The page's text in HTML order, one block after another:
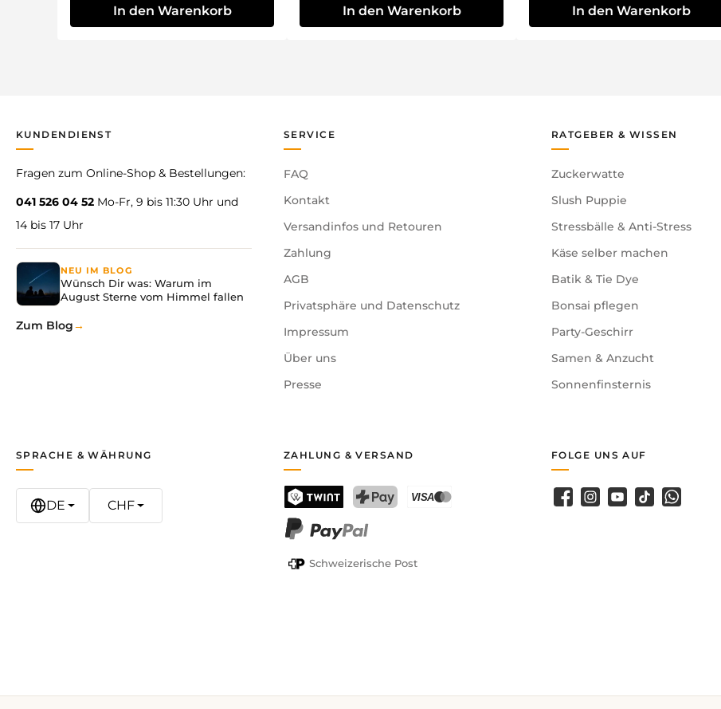
In den Warenkorb In den Warenkorb In den Warenkorb
KUNDENDIENST
Fragen zum Online-Shop & Bestellungen:
041 526 04 52 Mo-Fr, 9 bis 11:30 Uhr und
14 bis 17 Uhr
NEU IM BLOG
Wünsch Dir was: Warum im
August Sterne vom Himmel fallen
Zum Blog
SERVICE
FAQ
Kontakt
Versandinfos und Retouren
Zahlung
AGB
Privatsphäre und Datenschutz
Impressum
Über uns
Presse
RATGEBER & WISSEN
Zuckerwatte
Slush Puppie
Stressbälle & Anti-Stress
Käse selber machen
Batik & Tie Dye
Bonsai pflegen
Party-Geschirr
Samen & Anzucht
Sonnenfinsternis
ZAHLUNG & VERSAND
TWINT
Schweizerische Post
SPRACHE & WÄHRUNG
DE CHF
FOLGE UNS AUF
Facebook
Instagram
YouTubeTikTokWhatsApp